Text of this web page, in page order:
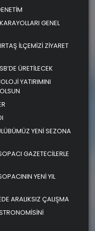
GENEL
İLÇEMİZİ ZİYARET
ÜRETİLECEK
YATIRIMINI
HAYIRLI OLSUN
YENİ SEZONA
GAZETECİLERLE
YENİ YIL
ARALIKSIZ ÇALIŞMA